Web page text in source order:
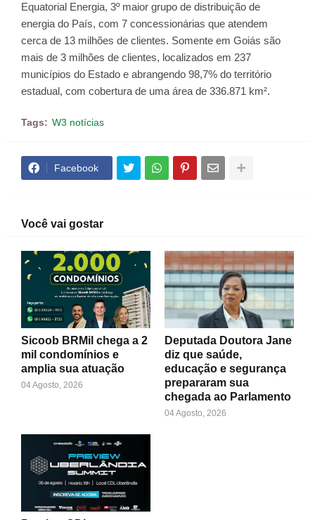
Equatorial Energia, 3º maior grupo de distribuição de
energia do País, com 7 concessionárias que atendem
cerca de 13 milhões de clientes. Somente em Goiás são
mais de 3 milhões de clientes, localizados em 237
municípios do Estado e abrangendo 98,7% do território
estadual, com cobertura de uma área de 336.871 km².
Tags: W3 notícias
Facebook
Você vai gostar
Sicoob BRMil chega a 2
mil condomínios e
amplia sua atuação
04 Agosto, 2026
Deputada Doutora Jane
diz que saúde,
educação e segurança
prepararam sua
chegada ao Parlamento
04 Agosto, 2026